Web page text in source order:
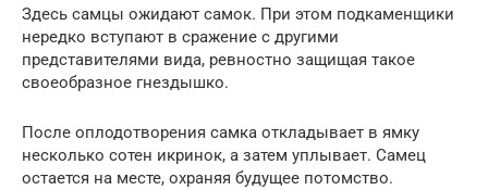
Здесь самцы ожидают самок. При этом подкаменщики
нередко вступают в сражение с другими
представителями вида, ревностно защищая такое
своеобразное гнездышко.
После оплодотворения самка откладывает в ямку
несколько сотен икринок, а затем уплывает. Самец
остается на месте, охраняя будущее потомство.